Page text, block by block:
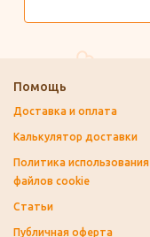
Помощь
Доставка и оплата
Калькулятор доставки
Политика использования
файлов cookie
Статьи
Публичная оферта